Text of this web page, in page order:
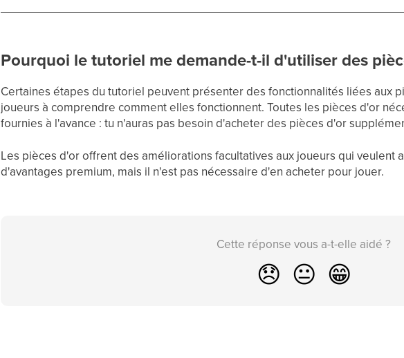
Pourquoi le tutoriel me demande-t-il d'utiliser des
Certaines étapes du tutoriel peuvent présenter des fonctionnalités liées aux
joueurs à comprendre comment elles fonctionnent. Toutes les pièces d'or
fournies à l'avance : tu n'auras pas besoin d'acheter des pièces d'or
Les pièces d'or offrent des améliorations facultatives aux joueurs qui
d'avantages premium, mais il n'est pas nécessaire d'en acheter pour jouer.
Cette réponse vous a-t-elle aidé ?
😞 😐 😁